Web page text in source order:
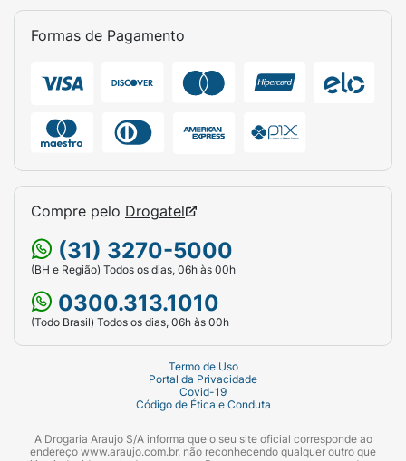
Formas de Pagamento
Compre pelo Drogatel
(31) 3270-5000
(BH e Região) Todos os dias, 06h às 00h
0300.313.1010
(Todo Brasil) Todos os dias, 06h às 00h
Termo de Uso
Portal da Privacidade
Covid-19
Código de Ética e Conduta
A Drogaria Araujo S/A informa que o seu site oficial corresponde ao
endereço www.araujo.com.br, não reconhecendo qualquer outro que